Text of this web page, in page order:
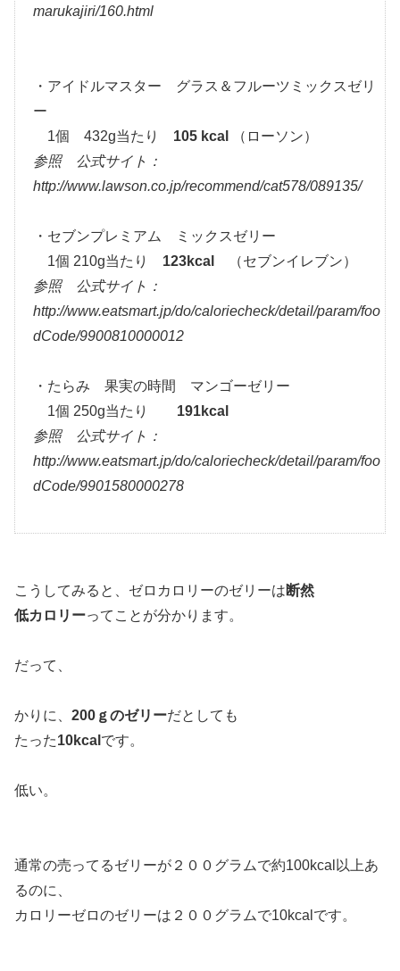
marukajiri/160.html
・アイドルマスター グラス＆フルーツミックスゼリ
ー
1個 432g当たり 105 kcal
（ローソン）
参照 公式サイト：
http://www.lawson.co.jp/recommend/cat578/089135/
・セブンプレミアム ミックスゼリー
1個 210g当たり 123kcal
（セブンイレブン）
参照 公式サイト：
http://www.eatsmart.jp/do/caloriecheck/detail/param/foo
dCode/9900810000012
・たらみ 果実の時間 マンゴーゼリー
1個 250g当たり 191kcal
参照 公式サイト：
http://www.eatsmart.jp/do/caloriecheck/detail/param/foo
dCode/9901580000278
こうしてみると、ゼロカロリーのゼリーは断然
低カロリーってことが分かります。
だって、
かりに、 200ｇのゼリーだとしても
たった10kcal です。
低い。
通常の売ってるゼリーが２００グラムで約100kcal以上あ
るのに、
カロリーゼロのゼリーは２００グラムで10kcalです。